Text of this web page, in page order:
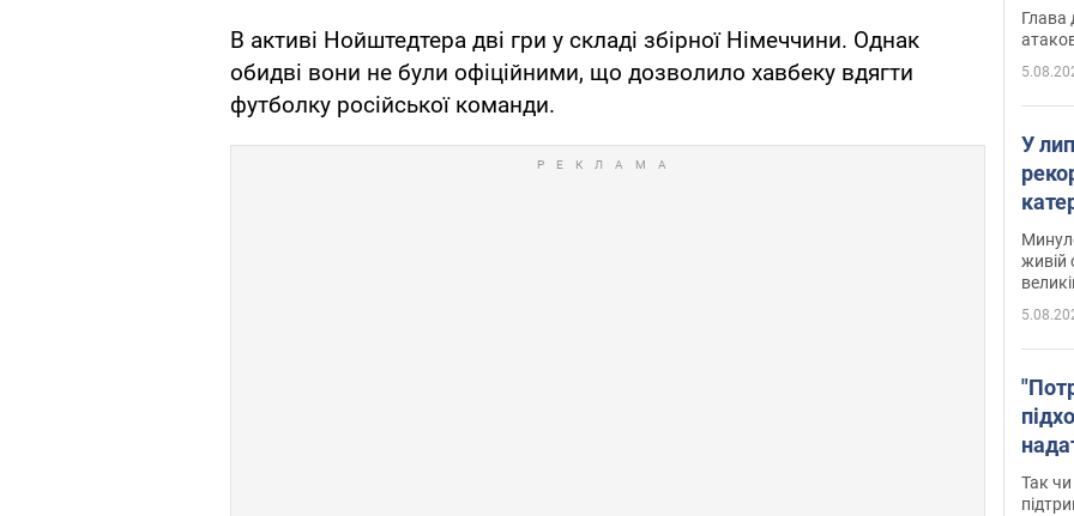
В активі Нойштедтера дві гри у складі збірної Німеччини. Однак
обидві вони не були офіційними, що дозволило хавбеку вдягти
футболку російської команди.
Глава
У
живій
Так чи